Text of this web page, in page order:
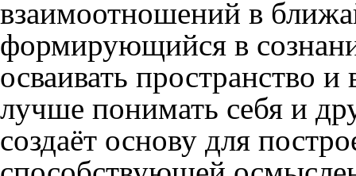
взаимоотношений в
формирующийся в
осваивать пространство
лучше понимать себя и
создаёт основу для